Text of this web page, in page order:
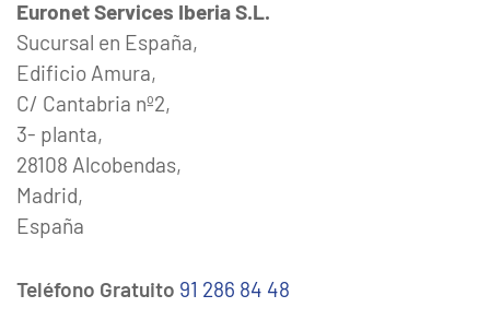
Euronet Services Iberia S.L.
Sucursal en España,
Edificio Amura,
C/ Cantabria nº2,
3- planta,
28108 Alcobendas,
Madrid,
España
Teléfono Gratuito 91 286 84 48